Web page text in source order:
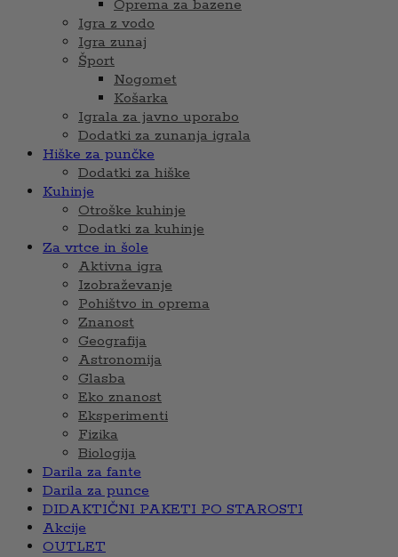
Oprema za bazene
Igra z vodo
Igra zunaj
Šport
Nogomet
Košarka
Igrala za javno uporabo
Dodatki za zunanja igrala
Hiške za punčke
Dodatki za hiške
Kuhinje
Otroške kuhinje
Dodatki za kuhinje
Za vrtce in šole
Aktivna igra
Izobraževanje
Pohištvo in oprema
Znanost
Geografija
Astronomija
Glasba
Eko znanost
Eksperimenti
Fizika
Biologija
Darila za fante
Darila za punce
DIDAKTIČNI PAKETI PO STAROSTI
Akcije
OUTLET